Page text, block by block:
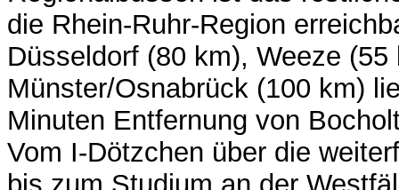
die Rhein-Ruhr-Region
Düsseldorf (80 km), Weeze (55
Münster/Osnabrück (100 km)
Minuten Entfernung von
Vom I-Dötzchen über die